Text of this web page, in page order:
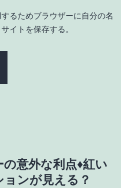
るためブラウザーに自分の名
イトを保存する。
意外な利点♦紅い
ンが見える？